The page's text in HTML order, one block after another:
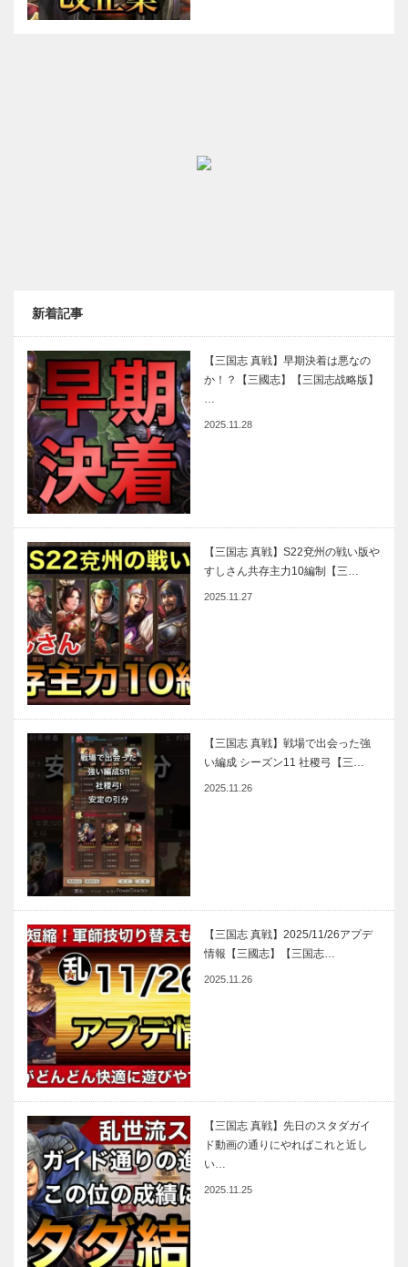
新着記事
【三国志 真戦】早期決着は悪なの
か！？【三國志】【三国志战略版】
…
2025.11.28
【三国志 真戦】S22兗州の戦い版や
すしさん共存主力10編制【三…
2025.11.27
【三国志 真戦】戦場で出会った強
い編成 シーズン11 社稷弓【三…
2025.11.26
【三国志 真戦】2025/11/26アプデ
情報【三國志】【三国志…
2025.11.26
【三国志 真戦】先日のスタダガイ
ド動画の通りにやればこれと近し
い…
2025.11.25